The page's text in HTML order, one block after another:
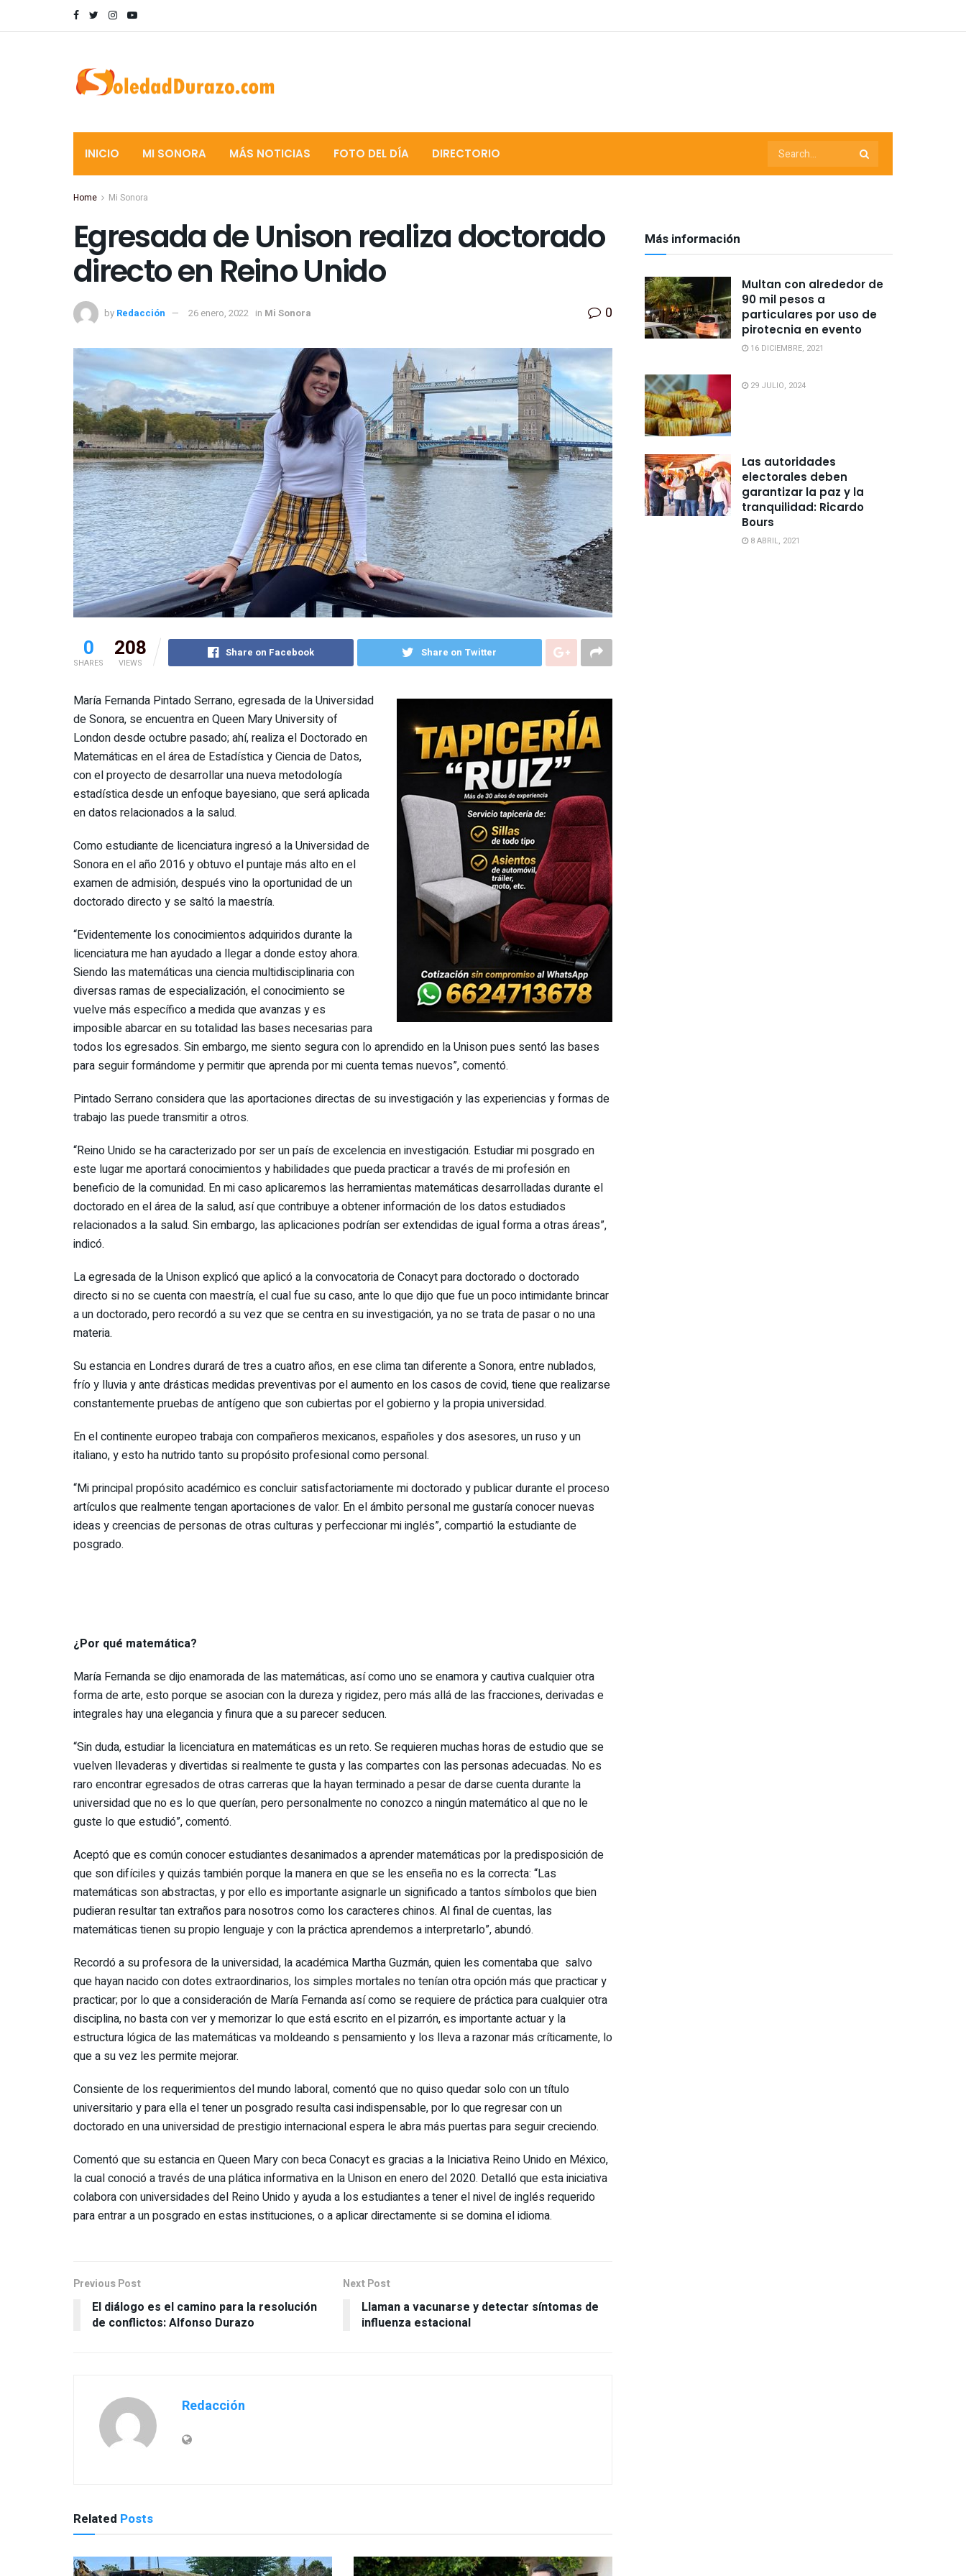
INICIO MI SONORA MÁS NOTICIAS FOTO DEL DÍA DIRECTORIO
Home Mi Sonora
Egresada de Unison realiza doctorado
directo en Reino Unido
by Redacción 26 enero, 2022 in Mi Sonora 0
0
SHARES
208
VIEWS
Share on Facebook Share on Twitter
María Fernanda Pintado Serrano, egresada de la Universidad
de Sonora, se encuentra en Queen Mary University of
London desde octubre pasado; ahí, realiza el Doctorado en
Matemáticas en el área de Estadística y Ciencia de Datos,
con el proyecto de desarrollar una nueva metodología
estadística desde un enfoque bayesiano, que será aplicada
en datos relacionados a la salud.
Como estudiante de licenciatura ingresó a la Universidad de
Sonora en el año 2016 y obtuvo el puntaje más alto en el
examen de admisión, después vino la oportunidad de un
doctorado directo y se saltó la maestría.
“Evidentemente los conocimientos adquiridos durante la
licenciatura me han ayudado a llegar a donde estoy ahora.
Siendo las matemáticas una ciencia multidisciplinaria con
diversas ramas de especialización, el conocimiento se
vuelve más específico a medida que avanzas y es
imposible abarcar en su totalidad las bases necesarias para
todos los egresados. Sin embargo, me siento segura con lo aprendido en la Unison pues sentó las bases
para seguir formándome y permitir que aprenda por mi cuenta temas nuevos”, comentó.
Pintado Serrano considera que las aportaciones directas de su investigación y las experiencias y formas de
trabajo las puede transmitir a otros.
“Reino Unido se ha caracterizado por ser un país de excelencia en investigación. Estudiar mi posgrado en
este lugar me aportará conocimientos y habilidades que pueda practicar a través de mi profesión en
beneficio de la comunidad. En mi caso aplicaremos las herramientas matemáticas desarrolladas durante el
doctorado en el área de la salud, así que contribuye a obtener información de los datos estudiados
relacionados a la salud. Sin embargo, las aplicaciones podrían ser extendidas de igual forma a otras áreas”,
indicó.
La egresada de la Unison explicó que aplicó a la convocatoria de Conacyt para doctorado o doctorado
directo si no se cuenta con maestría, el cual fue su caso, ante lo que dijo que fue un poco intimidante brincar
a un doctorado, pero recordó a su vez que se centra en su investigación, ya no se trata de pasar o no una
materia.
Su estancia en Londres durará de tres a cuatro años, en ese clima tan diferente a Sonora, entre nublados,
frío y lluvia y ante drásticas medidas preventivas por el aumento en los casos de covid, tiene que realizarse
constantemente pruebas de antígeno que son cubiertas por el gobierno y la propia universidad.
En el continente europeo trabaja con compañeros mexicanos, españoles y dos asesores, un ruso y un
italiano, y esto ha nutrido tanto su propósito profesional como personal.
“Mi principal propósito académico es concluir satisfactoriamente mi doctorado y publicar durante el proceso
artículos que realmente tengan aportaciones de valor. En el ámbito personal me gustaría conocer nuevas
ideas y creencias de personas de otras culturas y perfeccionar mi inglés”, compartió la estudiante de
posgrado.
¿Por qué matemática?
María Fernanda se dijo enamorada de las matemáticas, así como uno se enamora y cautiva cualquier otra
forma de arte, esto porque se asocian con la dureza y rigidez, pero más allá de las fracciones, derivadas e
integrales hay una elegancia y finura que a su parecer seducen.
“Sin duda, estudiar la licenciatura en matemáticas es un reto. Se requieren muchas horas de estudio que se
vuelven llevaderas y divertidas si realmente te gusta y las compartes con las personas adecuadas. No es
raro encontrar egresados de otras carreras que la hayan terminado a pesar de darse cuenta durante la
universidad que no es lo que querían, pero personalmente no conozco a ningún matemático al que no le
guste lo que estudió”, comentó.
Aceptó que es común conocer estudiantes desanimados a aprender matemáticas por la predisposición de
que son difíciles y quizás también porque la manera en que se les enseña no es la correcta: “Las
matemáticas son abstractas, y por ello es importante asignarle un significado a tantos símbolos que bien
pudieran resultar tan extraños para nosotros como los caracteres chinos. Al final de cuentas, las
matemáticas tienen su propio lenguaje y con la práctica aprendemos a interpretarlo”, abundó.
Recordó a su profesora de la universidad, la académica Martha Guzmán, quien les comentaba que salvo
que hayan nacido con dotes extraordinarios, los simples mortales no tenían otra opción más que practicar y
practicar; por lo que a consideración de María Fernanda así como se requiere de práctica para cualquier otra
disciplina, no basta con ver y memorizar lo que está escrito en el pizarrón, es importante actuar y la
estructura lógica de las matemáticas va moldeando s pensamiento y los lleva a razonar más críticamente, lo
que a su vez les permite mejorar.
Consiente de los requerimientos del mundo laboral, comentó que no quiso quedar solo con un título
universitario y para ella el tener un posgrado resulta casi indispensable, por lo que regresar con un
doctorado en una universidad de prestigio internacional espera le abra más puertas para seguir creciendo.
Comentó que su estancia en Queen Mary con beca Conacyt es gracias a la Iniciativa Reino Unido en México,
la cual conoció a través de una plática informativa en la Unison en enero del 2020. Detalló que esta iniciativa
colabora con universidades del Reino Unido y ayuda a los estudiantes a tener el nivel de inglés requerido
para entrar a un posgrado en estas instituciones, o a aplicar directamente si se domina el idioma.
Previous Post
El diálogo es el camino para la resolución
de conflictos: Alfonso Durazo
Next Post
Llaman a vacunarse y detectar síntomas de
influenza estacional
Redacción
Related Posts
Más información
Multan con alrededor de
90 mil pesos a
particulares por uso de
pirotecnia en evento
16 DICIEMBRE, 2021
29 JULIO, 2024
Las autoridades
electorales deben
garantizar la paz y la
tranquilidad: Ricardo
Bours
8 ABRIL, 2021